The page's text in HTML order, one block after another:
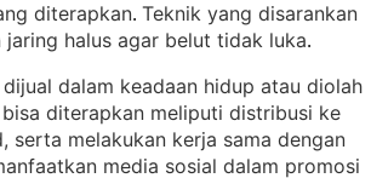
diterapkan. Teknik yang disarankan
halus agar belut tidak luka.
dalam keadaan hidup atau diolah
diterapkan meliputi distribusi ke
serta melakukan kerja sama dengan
media sosial dalam promosi